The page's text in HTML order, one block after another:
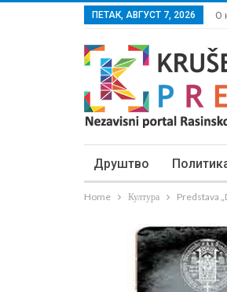
ПЕТАК, АВГУСТ 7, 2026 О
Друштво
Home Култура Predstava